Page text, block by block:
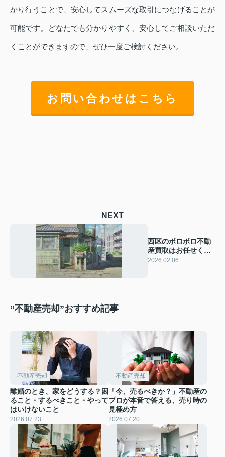
かり行うことで、安心してスムーズな取引につなげることが
可能です。どなたでも分かりやすく、安心してご相談いただ
くことができますので、ぜひ一度ご検討ください。
お問い合わせはこちら
NEXT
西区のボロボロ不動
産買取はお任せくだ
さい！柔軟な対応や
2026.02.06
”不動産売却”おすすめ記事
不動産売却
離婚のとき、家をどうする？困
ること・するべきこと・やって
はいけないこと
2026.07.23
不動産売却
「今、売るべきか？」不動産の
プロが本音で答える、売り時の
見極め方
2026.07.20